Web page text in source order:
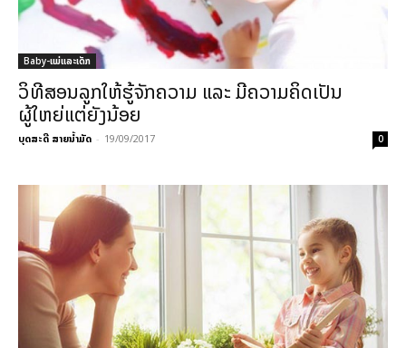
Baby-ແມ່ແລະເດັກ
ວິທີສອນລູກໃຫ້ຮູ້ຈັກຄວາມ ແລະ ມີຄວາມຄິດເປັນ
ຜູ້ໃຫຍ່ແຕ່ຍັງນ້ອຍ
ບຸດສະດີ ສາຍນ້ຳມັດ - 19/09/2017 0